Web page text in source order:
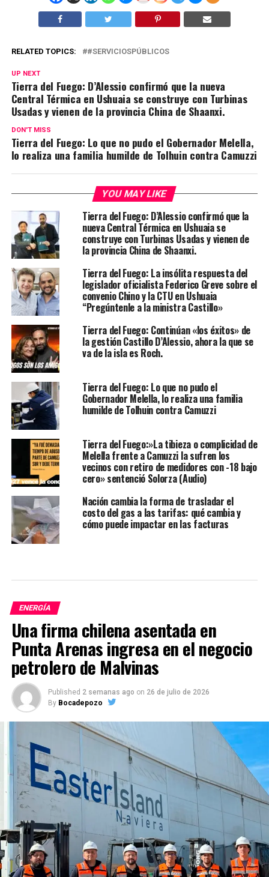
RELATED TOPICS: #SERVICIOSPÚBLICOS
UP NEXT
Tierra del Fuego: D’Alessio confirmó que la nueva
Central Térmica en Ushuaia se construye con Turbinas
Usadas y vienen de la provincia China de Shaanxi.
DON'T MISS
Tierra del Fuego: Lo que no pudo el Gobernador Melella,
lo realiza una familia humilde de Tolhuin contra Camuzzi
YOU MAY LIKE
Tierra del Fuego: D’Alessio confirmó que la
nueva Central Térmica en Ushuaia se
construye con Turbinas Usadas y vienen de
la provincia China de Shaanxi.
Tierra del Fuego: La insólita respuesta del
legislador oficialista Federico Greve sobre el
convenio Chino y la CTU en Ushuaia
“Pregúntenle a la ministra Castillo»
Tierra del Fuego: Continúan «los éxitos» de
la gestión Castillo D’Alessio, ahora la que se
va de la isla es Roch.
Tierra del Fuego: Lo que no pudo el
Gobernador Melella, lo realiza una familia
humilde de Tolhuin contra Camuzzi
Tierra del Fuego:»La tibieza o complicidad de
Melella frente a Camuzzi la sufren los
vecinos con retiro de medidores con -18 bajo
cero» sentenció Solorza (Audio)
Nación cambia la forma de trasladar el
costo del gas a las tarifas: qué cambia y
cómo puede impactar en las facturas
ENERGÍA
Una firma chilena asentada en
Punta Arenas ingresa en el negocio
petrolero de Malvinas
Published 2 semanas ago on 26 de julio de 2026
By Bocadepozo